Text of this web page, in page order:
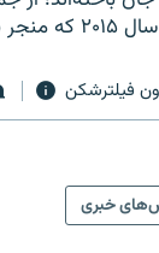
شد.
فیلترشکن
خبری